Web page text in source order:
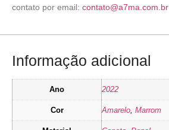
contato por email: contato@a7ma.com.br
Informação adicional
Ano 2022
Cor Amarelo Marrom